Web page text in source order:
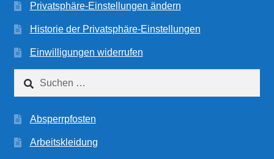
Privatsphäre-Einstellungen ändern
Historie der Privatsphäre-Einstellungen
Einwilligungen widerrufen
nach:
Absperrpfosten
Arbeitskleidung